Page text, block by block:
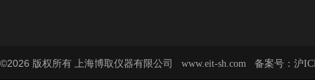
©2026 版权所有 上海博取仪器有限公司 www.eit-sh.com 备案号： 沪